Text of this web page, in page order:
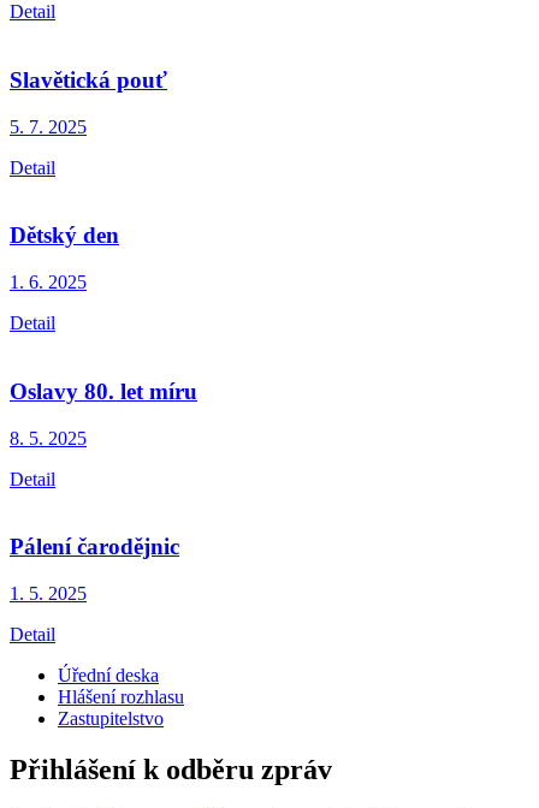
Detail
Slavětická pouť
5. 7. 2025
Detail
Dětský den
1. 6. 2025
Detail
Oslavy 80. let míru
8. 5. 2025
Detail
Pálení čarodějnic
1. 5. 2025
Detail
Úřední deska
Hlášení rozhlasu
Zastupitelstvo
Přihlášení k odběru zpráv